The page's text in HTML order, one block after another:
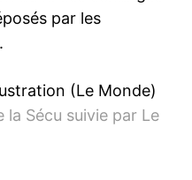
par les
Sécu suivie par Le